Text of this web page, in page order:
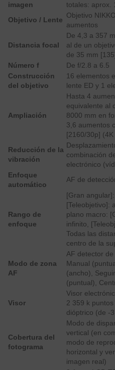
imagen
totales: aprox.
Objetivo / Lente
Objetivo
aumentos
Distancia focal
De 4,3 a 357
al de un
de 35 mm
Número f
De f/2.8 a 6.5
Construcción
del objetivo
16 elementos
lente ED y 1
Ampliación
Hasta 4
equivalente al
8000 mm en
3,6 aumentos
[2160/30p]
Reducción de la
vibración
combinación
electrónico
Enfoque
automático
AF de
Rango de
enfoque
[Gran
[Teleobjetivo]:
plano macro:
infinito,
Todas las
centro de la
Modo de zona
AF
AF detector
Manual
(ancho),
(puntual),
Visor
Visor
2 359 k
dióptrico (de -
Cobertura del
fotograma
Modo de
vertical (en
modo de
horizontal y
imagen real)